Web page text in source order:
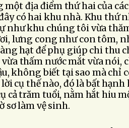
địa điểm thứ hai của
có hai khu nhà. Khu thứ
như khu chúng tôi vừa
lưng cong như con tôm,
hạt để phụ giúp chi thu
thấm nước mắt vừa nói,
không biết tại sao mà chỉ
cụ thế nào, đó là bất hạnh
cả trăm tuổi, nằm hắt hiu
sơ làm vệ sinh.